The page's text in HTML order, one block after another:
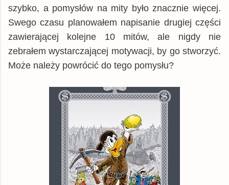
szybko, a pomysłów na mity było znacznie więcej.
Swego czasu planowałem napisanie drugiej części
zawierającej kolejne 10 mitów, ale nigdy nie
zebrałem wystarczającej motywacji, by go stworzyć.
Może należy powrócić do tego pomysłu?